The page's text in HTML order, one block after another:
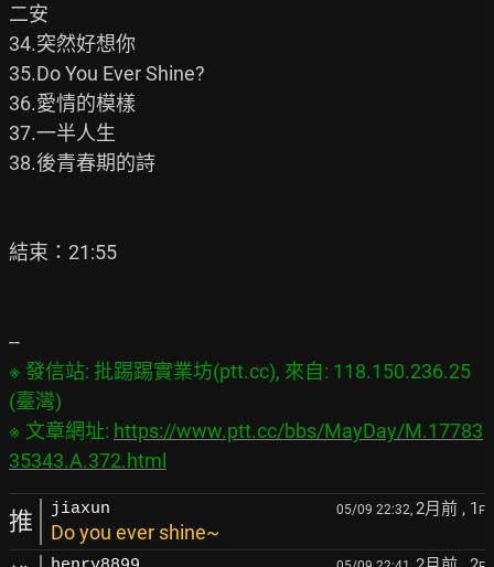
二安
34.突然好想你
35.Do You Ever Shine?
36.愛情的模樣
37.一半人生
38.後青春期的詩
結束：21:55
※ 發信站: 批踢踢實業坊(ptt.cc), 來自: 118.150.236.25
(臺灣)
※ 文章網址: https://www.ptt.cc/bbs/MayDay/M.17783
35343.A.372.html
推 jiaxun 05/09 22:32, 2月前 , 1 F
Do you ever shine~